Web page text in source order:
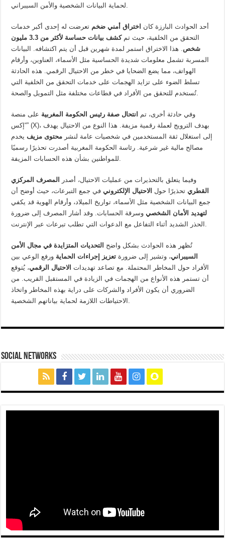
أحد الحوادث البارزة كان اختراق أمني ضخم تعرضت له إحدى أكبر خدمات
التحقق من الخلفية، حيث تم
كشف بيانات حساسة لأكثر من 3.3 مليون
شخص . هذا الاختراق استمر لمدة شهرين قبل أن يتم اكتشافه. البيانات
المسربة تشمل معلومات شديدة الحساسية مثل الأسماء، العناوين، وأرقام
الهواتف، مما يضع الضحايا في خطر من الاحتيال الرقمي. هذه الحادثة
تسلط الضوء على تزايد الهجمات على خدمات التحقق من الخلفية التي
وفي حادثة أخرى، تم انتحال صفة رئيس الحكومة المغربية على منصة
“إكس” (X)، بهدف الترويج لعملة رقمية مزيفة. هذا النوع من الاحتيال يهدف
إلى استغلال ثقة المستخدمين في شخصيات عامة لنشر محتوى مزيفيخدم
مصالح مالية غير شرعية. رئاسة الحكومة المغربية أصدرت تحذيرًا رسميًا
وفيما يتعلق بالتحذيرات من عمليات الاحتيال، أصدر المصرف المركزي
القطري تحذيرًا حول الاحتيال الإلكترونيفي جمع التبرعات، حيث أوضح أن
جمع البيانات الشخصية مثل الأسماء، تواريخ الميلاد، وأرقام الهوية قد يكفي
لتهديد الأمان الشخصيوسرقة الحسابات. وقد أشار المصرف إلى ضرورة
تُظهر هذه الحوادث بشكل واضح التحديات المتزايدة في مجال الأمن
السيبراني، وتشير إلى ضرورة تعزيز إجراءات الحماية ورفع الوعي بين
الأفراد حول المخاطر المحتملة. مع تصاعد تهديدات الاحتيال الرقمي، يُتوقع
أن تستمر هذه الأنواع من الهجمات في الزيادة في المستقبل القريب. من
الضروري أن يكون الأفراد والشركات على دراية بهذه المخاطر واتخاذ
social networks